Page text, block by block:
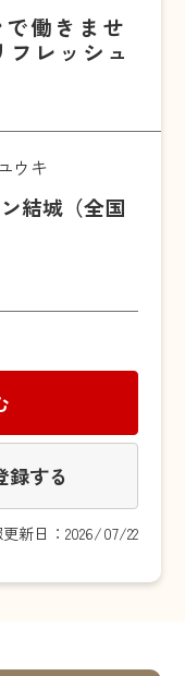
働きませ
レッシュ
ウキ
結城（全国
録する
新日：2026/07/22